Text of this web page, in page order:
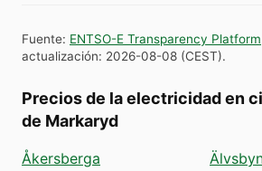
Fuente: ENTSO-E Transparency Platform
actualización: 2026-08-08 (CEST).
Precios de la electricidad en
de Markaryd
Åkersberga